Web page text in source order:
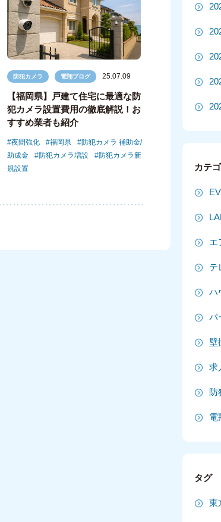
防犯カメラ 電翔ブログ 25.07.09
【福岡県】戸建て住宅に最適な防
犯カメラ設置費用の徹底解説！お
すすめ業者も紹介
夜間強化 福岡県
防犯カメラ 補助金/
助成金
防犯カメラ増設
防犯カメラ新
規設置
カテ
エ
テ
ハ
パ
壁
求
防
電
タグ
東